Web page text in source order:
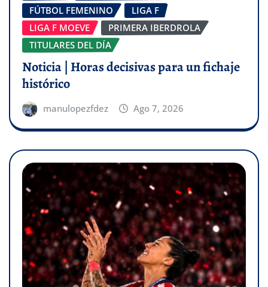
FÚTBOL FEMENINO
LIGA F
LIGA F MOEVE
PRIMERA IBERDROLA
TITULARES DEL DÍA
Noticia | Horas decisivas para un fichaje
histórico
manulopezfdez Ago 7, 2026